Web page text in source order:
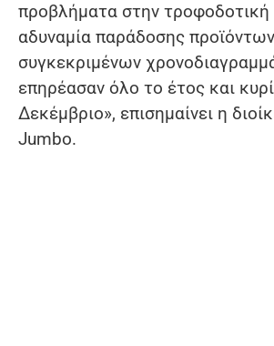
προβλήματα στην τροφοδοτική
αδυναμία παράδοσης
συγκεκριμένων
επηρέασαν όλο το έτος και
Δεκέμβριο», επισημαίνει η
Jumbo.